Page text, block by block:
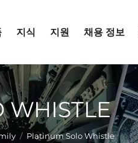
지식 지원 채용 정보
WHISTLE
Platinum Solo Whistle